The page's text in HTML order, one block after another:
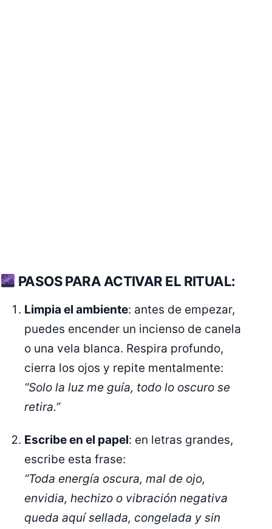
PASOS PARA ACTIVAR EL RITUAL:
Limpia el ambiente: antes de empezar,
puedes encender un incienso de canela
o una vela blanca. Respira profundo,
cierra los ojos y repite mentalmente:
“Solo la luz me guía, todo lo oscuro se
retira.”
Escribe en el papel: en letras grandes,
escribe esta frase:
“Toda energía oscura, mal de ojo,
envidia, hechizo o vibración negativa
queda aquí sellada, congelada y sin